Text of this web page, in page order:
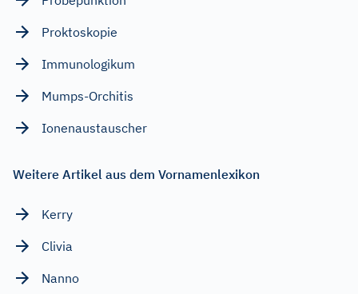
Proktoskopie
Immunologikum
Mumps-Orchitis
Ionenaustauscher
Weitere Artikel aus dem Vornamenlexikon
Kerry
Clivia
Nanno